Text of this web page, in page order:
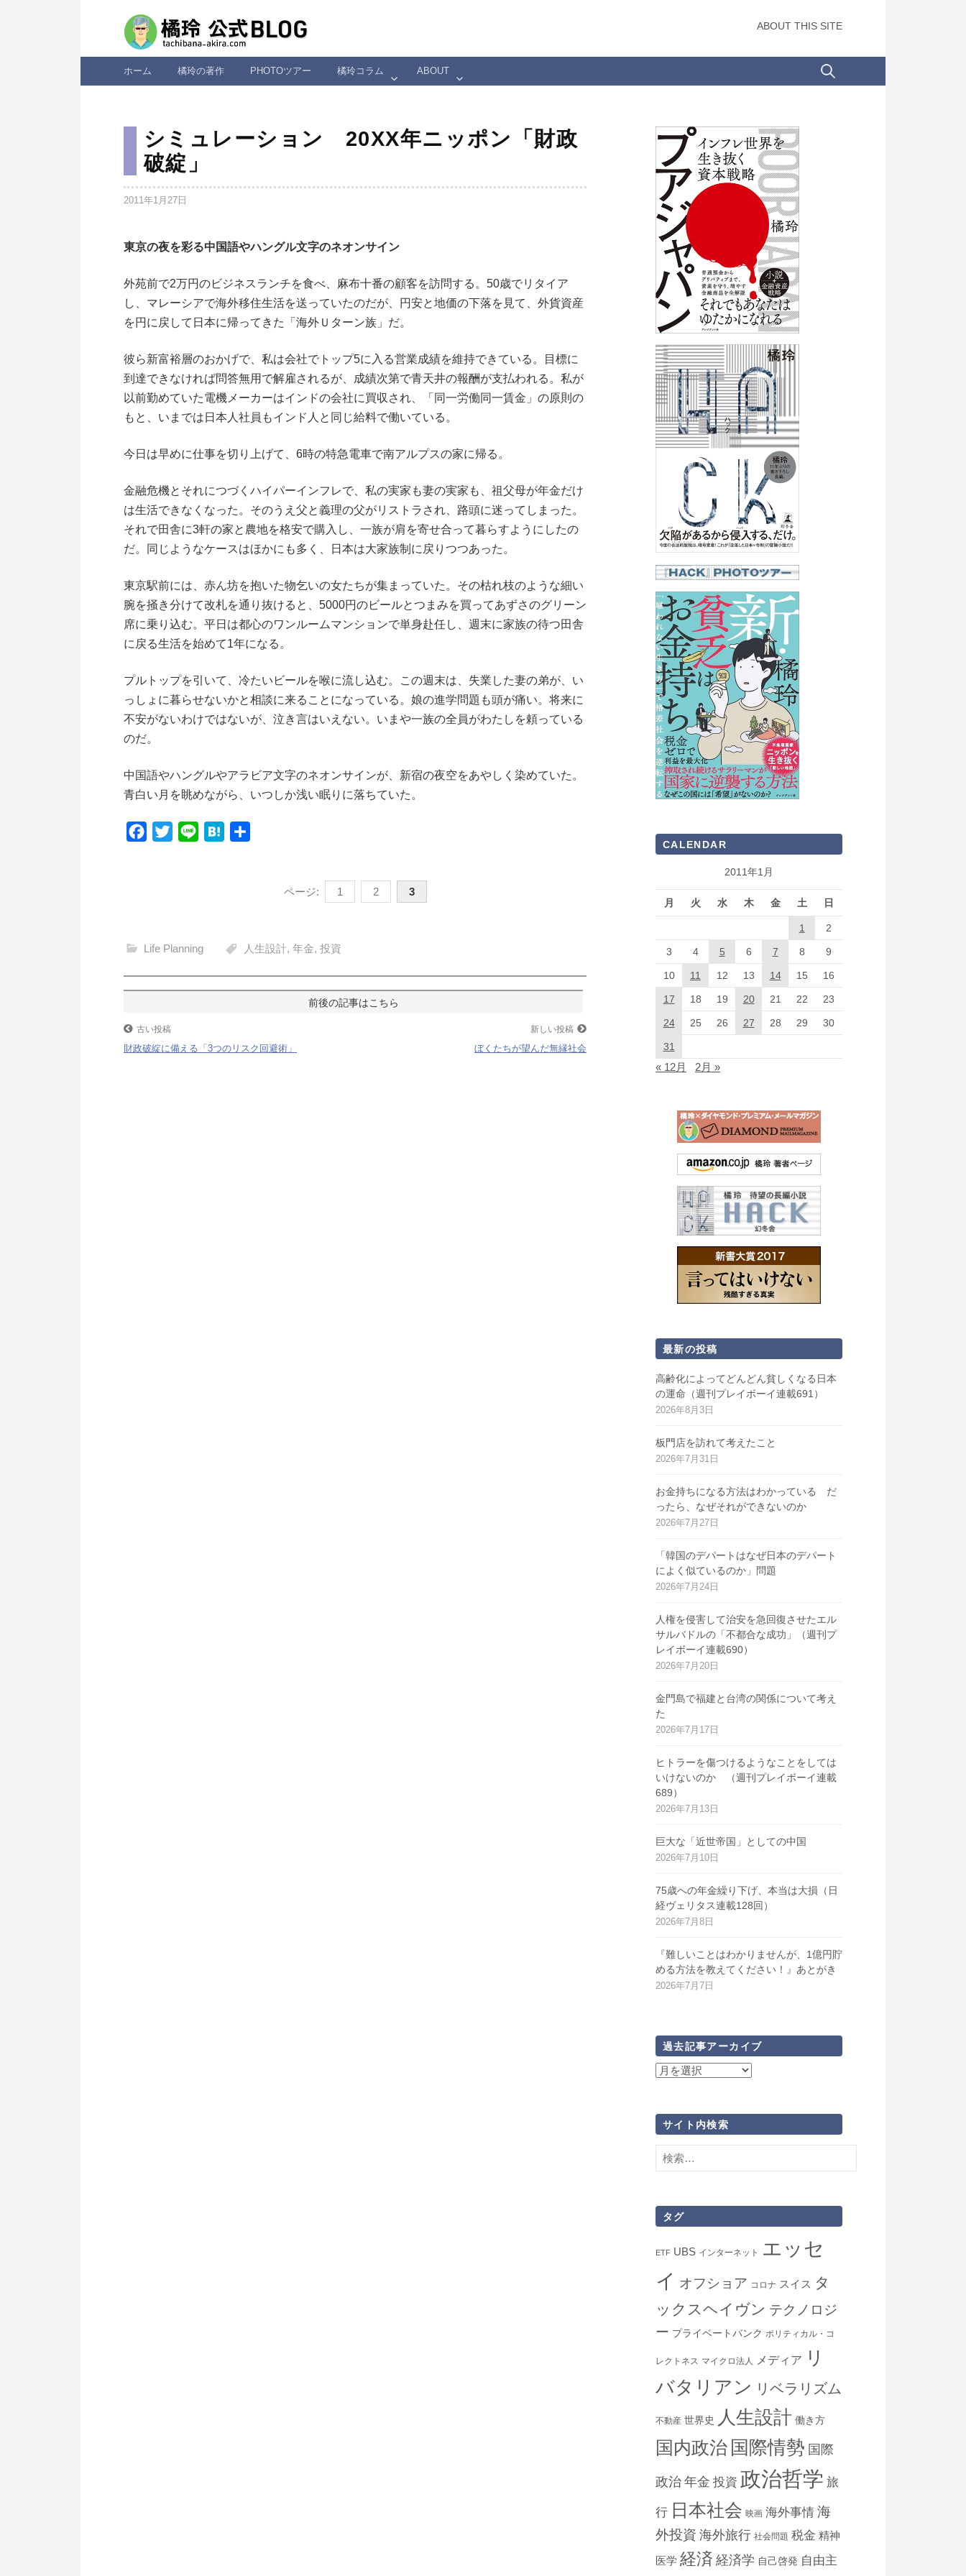
ツ
ABOUT THIS SITE
ホーム 橘玲の著作 PHOTOツアー 橘玲コラム ABOUT 検
シミュレーション 20XX年ニッポン「財政
破綻」
2011年1月27日
東京の夜を彩る中国語やハングル文字のネオンサイン
外苑前で2万円のビジネスランチを食べ、麻布十番の顧客を訪問する。50歳でリタイア
し、マレーシアで海外移住生活を送っていたのだが、円安と地価の下落を見て、外貨資産
を円に戻して日本に帰ってきた「海外Ｕターン族」だ。
彼ら新富裕層のおかげで、私は会社でトップ5に入る営業成績を維持できている。目標に
到達できなければ問答無用で解雇されるが、成績次第で青天井の報酬が支払われる。私が
以前勤めていた電機メーカーはインドの会社に買収され、「同一労働同一賃金」の原則の
もと、いまでは日本人社員もインド人と同じ給料で働いている。
今日は早めに仕事を切り上げて、6時の特急電車で南アルプスの家に帰る。
金融危機とそれにつづくハイパーインフレで、私の実家も妻の実家も、祖父母が年金だけ
は生活できなくなった。そのうえ父と義理の父がリストラされ、路頭に迷ってしまった。
それで田舎に3軒の家と農地を格安で購入し、一族が肩を寄せ合って暮らすようにしたの
だ。同じようなケースはほかにも多く、日本は大家族制に戻りつつあった。
東京駅前には、赤ん坊を抱いた物乞いの女たちが集まっていた。その枯れ枝のような細い
腕を掻き分けて改札を通り抜けると、5000円のビールとつまみを買ってあずさのグリーン
席に乗り込む。平日は都心のワンルームマンションで単身赴任し、週末に家族の待つ田舎
に戻る生活を始めて1年になる。
プルトップを引いて、冷たいビールを喉に流し込む。この週末は、失業した妻の弟が、い
っしょに暮らせないかと相談に来ることになっている。娘の進学問題も頭が痛い。将来に
不安がないわけではないが、泣き言はいえない。いまや一族の全員がわたしを頼っている
のだ。
中国語やハングルやアラビア文字のネオンサインが、新宿の夜空をあやしく染めていた。
青白い月を眺めながら、いつしか浅い眠りに落ちていた。
o
r
ページ: 1 2 3
Life Planning 人生設計, 年金, 投資
稿古い投稿
財政破綻に備える「3つのリスク回避術」
新しい投稿
ぼくたちが望んだ無縁社会
CALENDAR
2011年1月
月 火 水 木 金 土 日
1 2
3 4 5 6 7 8 9
10 11 12 13 14 15 16
17 18 19 20 21 22 23
24 25 26 27 28 29 30
31
« 12月 2月 »
最新の投稿
高齢化によってどんどん貧しくなる日本
の運命（週刊プレイボーイ連載691）
2026年8月3日
板門店を訪れて考えたこと
2026年7月31日
お金持ちになる方法はわかっている だ
ったら、なぜそれができないのか
2026年7月27日
「韓国のデパートはなぜ日本のデパート
によく似ているのか」問題
2026年7月24日
人権を侵害して治安を急回復させたエル
サルバドルの「不都合な成功」（週刊プ
レイボーイ連載690）
2026年7月20日
金門島で福建と台湾の関係について考え
た
2026年7月17日
ヒトラーを傷つけるようなことをしては
いけないのか （週刊プレイボーイ連載
689）
2026年7月13日
巨大な「近世帝国」としての中国
2026年7月10日
75歳への年金繰り下げ、本当は大損（日
経ヴェリタス連載128回）
2026年7月8日
『難しいことはわかりませんが、1億円貯
める方法を教えてください！』あとがき
2026年7月7日
過去記事アーカイブ
過
事
ー
カ
ブ
サイト内検索
検
索:
タグ
ETF UBS インターネット
エッセ
イ オフショア コロナ スイス タ
ックスヘイヴン テクノロジ
ー プライベートバンク ポリティカル・コ
レクトネス マイクロ法人 メディア
リ
バタリアン リベラリズム
不動産 世界史 人生設計 働き方
国内政治 国際情勢 国際
政治 年金 投資 政治哲学 旅
行 日本社会 映画 海外事情 海
外投資 海外旅行 社会問題 税金 精神
医学 経済 経済学 自己啓発 自由主